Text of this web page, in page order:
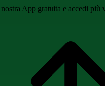
App gratuita e accedi più